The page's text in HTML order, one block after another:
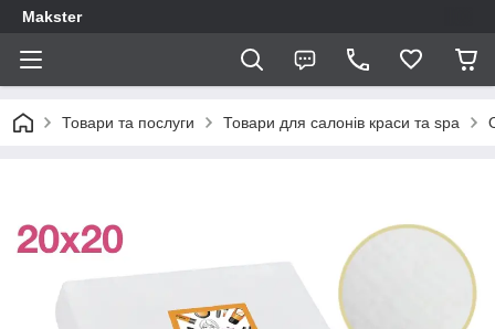
Makster
Товари та послуги Товари для салонів краси та spa